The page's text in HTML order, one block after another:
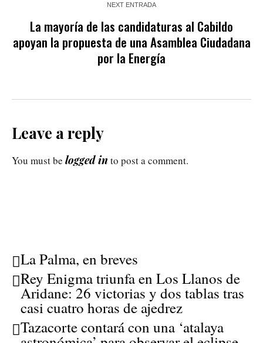
NEXT ENTRADA
La mayoría de las candidaturas al Cabildo
apoyan la propuesta de una Asamblea Ciudadana
por la Energía
Leave a reply
You must be logged in to post a comment.
La Palma, en breves
Rey Enigma triunfa en Los Llanos de
Aridane: 26 victorias y dos tablas tras
casi cuatro horas de ajedrez
Tazacorte contará con una ‘atalaya